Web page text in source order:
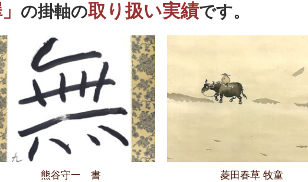
の掛軸の取り扱い実績です。
熊谷守一 書 菱田春草 牧童